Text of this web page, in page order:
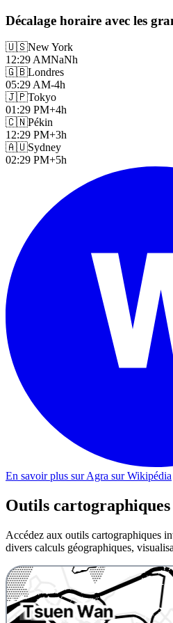
Décalage horaire avec les
🇺🇸New York
12:29 AMNaNh
🇬🇧Londres
05:29 AM-4h
🇯🇵Tokyo
01:29 PM+4h
🇨🇳Pékin
12:29 PM+3h
🇦🇺Sydney
02:29 PM+5h
En savoir plus sur Agra sur Wikipédia
Outils
Accédez aux outils cartographiques
divers calculs géographiques,